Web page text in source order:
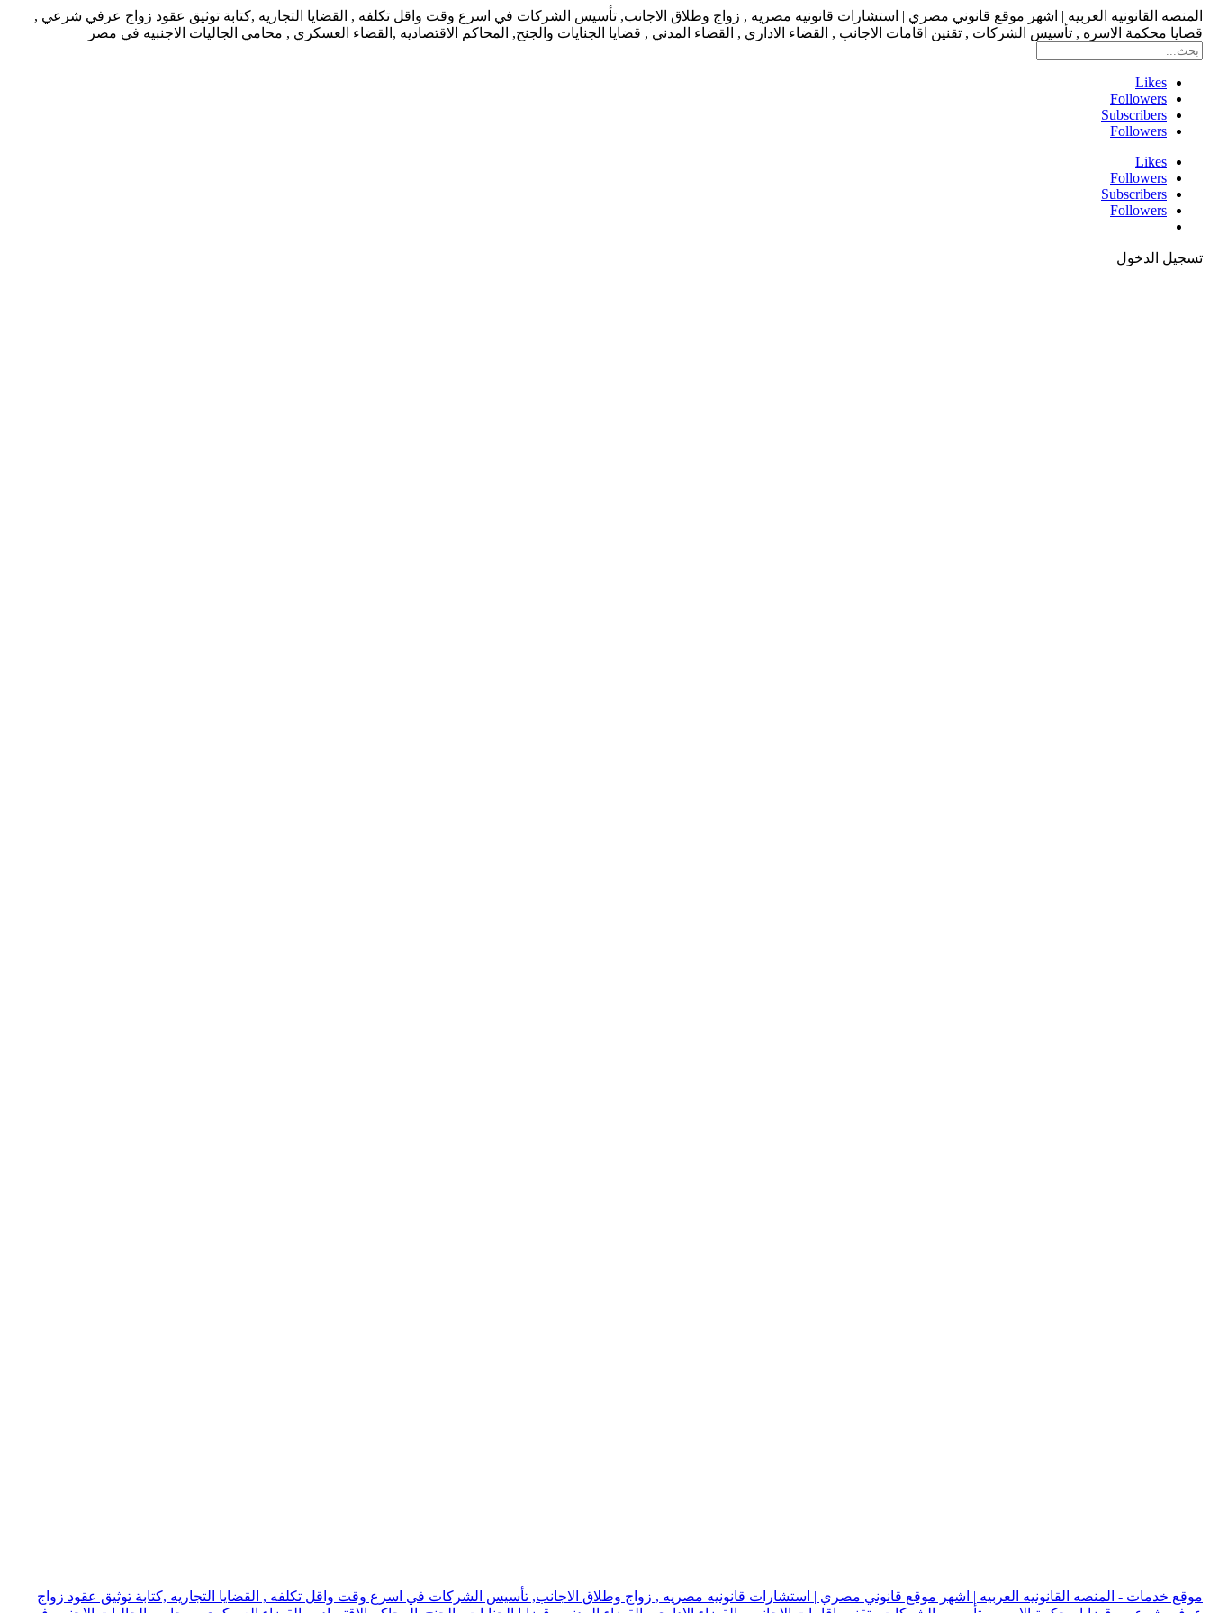
المنصه القانونيه العربيه | اشهر موقع قانوني مصري | استشارات قانونيه مصريه , زواج وطلاق الاجانب, تأسيس الشركات في اسرع وقت واقل تكلفه , القضايا التجاريه ,كتابة توثيق عقود زواج عرفي شرعي ,
قضايا محكمة الاسره , تأسيس الشركات , تقنين اقامات الاجانب , القضاء الاداري , القضاء المدني , قضايا الجنايات والجنح, المحاكم الاقتصاديه ,القضاء العسكري , محامي الجاليات الاجنبيه في مصر
Likes
Followers
Subscribers
Followers
Likes
Followers
Subscribers
Followers
تسجيل الدخول
موقع خدمات - المنصه القانونيه العربيه | اشهر موقع قانوني مصري | استشارات قانونيه مصريه , زواج وطلاق الاجانب, تأسيس الشركات في اسرع وقت واقل تكلفه , القضايا التجاريه ,كتابة توثيق عقود زواج